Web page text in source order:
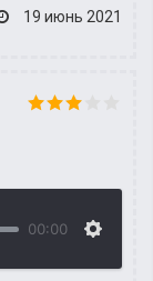
19 июнь 2021
00:00